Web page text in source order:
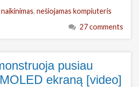
naikinimas, nešiojamas kompiuteris
27 comments
pusiau
ekraną [video]